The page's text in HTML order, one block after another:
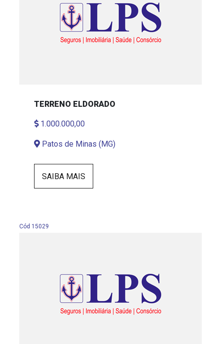
TERRENO ELDORADO
1.000.000,00
Patos de Minas (MG)
SAIBA MAIS
Cód 15029